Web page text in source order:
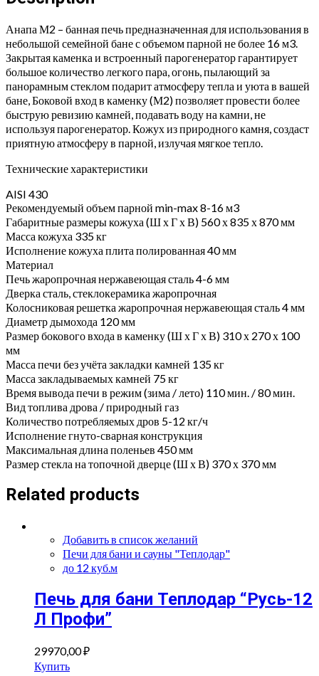
Анапа М2 – банная печь предназначенная для использования в
небольшой семейной бане с объемом парной не более 16 м3.
Закрытая каменка и встроенный парогенератор гарантирует
большое количество легкого пара, огонь, пылающий за
панорамным стеклом подарит атмосферу тепла и уюта в вашей
бане, Боковой вход в каменку (М2) позволяет провести более
быструю ревизию камней, подавать воду на камни, не
используя парогенератор. Кожух из природного камня, создаст
приятную атмосферу в парной, излучая мягкое тепло.
Технические характеристики
AISI 430
Рекомендуемый объем парной min-max 8-16 м3
Габаритные размеры кожуха (Ш х Г х В) 560 х 835 х 870 мм
Масса кожуха 335 кг
Исполнение кожуха плита полированная 40 мм
Материал
Печь жаропрочная нержавеющая сталь 4-6 мм
Дверка сталь, стеклокерамика жаропрочная
Колосниковая решетка жаропрочная нержавеющая сталь 4 мм
Диаметр дымохода 120 мм
Размер бокового входа в каменку (Ш х Г х В) 310 х 270 х 100
мм
Масса печи без учёта закладки камней 135 кг
Масса закладываемых камней 75 кг
Время вывода печи в режим (зима / лето) 110 мин. / 80 мин.
Вид топлива дрова / природный газ
Количество потребляемых дров 5-12 кг/ч
Исполнение гнуто-сварная конструкция
Максимальная длина поленьев 450 мм
Размер стекла на топочной дверце (Ш х В) 370 х 370 мм
Related products
Добавить в список желаний
Печи для бани и сауны "Теплодар"
до 12 куб.м
Печь для бани Теплодар “Русь-12
Л Профи”
29970,00₽
Купить